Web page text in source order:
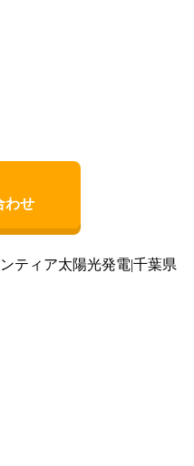
わせ
ティア太陽光発電|千葉県